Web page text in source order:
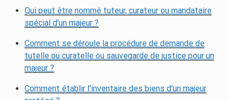
Qui peut être nommé tuteur, curateur ou mandataire
spécial d'un majeur ?
Comment se déroule la procédure de demande de
tutelle ou curatelle ou sauvegarde de justice pour un
majeur ?
Comment établir l'inventaire des biens d'un majeur